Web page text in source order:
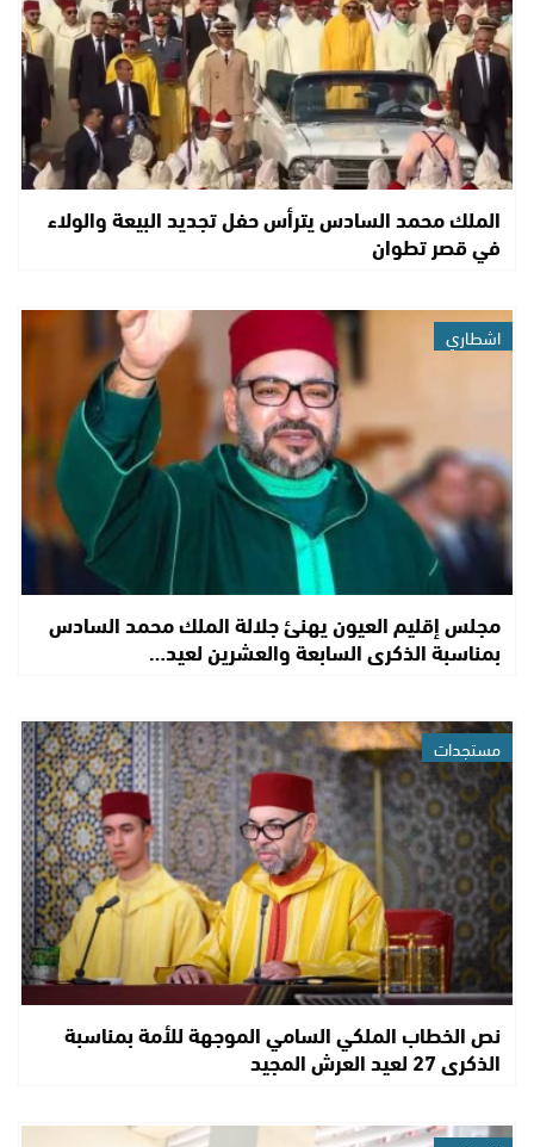
الملك محمد السادس يترأس حفل تجديد البيعة والولاء
في قصر تطوان
اشطاري
مجلس إقليم العيون يهنئ جلالة الملك محمد السادس
بمناسبة الذكرى السابعة والعشرين لعيد…
مستجدات
نص الخطاب الملكي السامي الموجهة للأمة بمناسبة
الذكرى 27 لعيد العرش المجيد